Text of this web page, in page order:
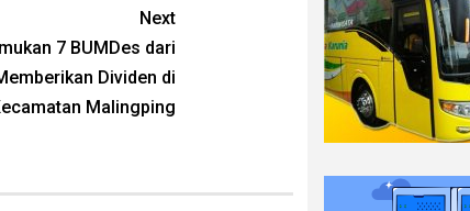
Next
7 BUMDes dari
Dividen di
Malingping